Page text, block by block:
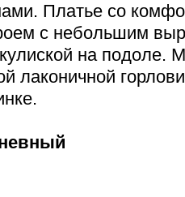
Платье со
с небольшим
на подоле.
лаконичной